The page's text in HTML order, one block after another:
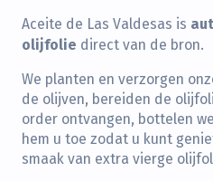
Aceite de Las Valdesas is
olijfolie direct van de bron.
We planten en verzorgen
de olijven, bereiden de
order ontvangen, bottelen
hem u toe zodat u kunt
smaak van extra vierge